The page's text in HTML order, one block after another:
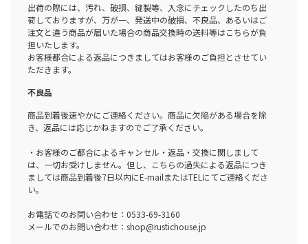
出荷の際には、汚れ、破損、縫製等、入念にチェックしたのち出
荷しておりますが、万が一、発送中の破損、不良品、あるいはご
注文と違う商品が届いた場合の商品交換時の送料等はこちらが負
担いたします。
お客様都合による返品につきましてはお客様のご負担とさせてい
ただきます。
不良品
商品到着後速やかにご連絡ください。商品に欠陥がある場合を除
き、返品には応じかねますのでご了承ください。
・お客様のご都合によるキャンセル・返品・交換に関しまして
は、一切お受けしません。但し、こちらの過失による返品につき
ましては商品到着後7日以内にE-mailまたはTELにてご連絡くださ
い。
お電話でのお問い合わせ：0533-69-3160
メールでのお問い合わせ：shop@rustichouse.jp